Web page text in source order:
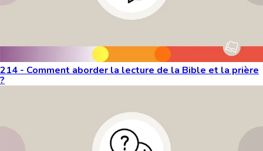
214 - Comment aborder la lecture de la Bible et la prière
?